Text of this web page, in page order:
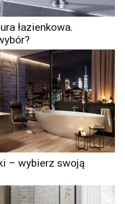
łazienkowa.
– wybierz swoją